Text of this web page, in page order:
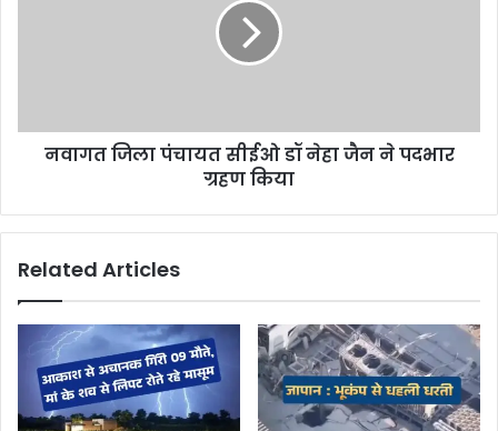
नवागत जिला पंचायत सीईओ डॉ नेहा जैन ने पदभार
ग्रहण किया
Related Articles